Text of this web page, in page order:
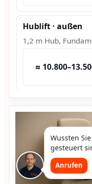
Hublift · außen
1,2 m Hub,
≈
Wussten
gesteuert
Anrufen